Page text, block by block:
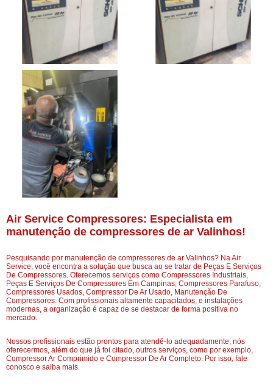
Air Service Compressores: Especialista em
manutenção de compressores de ar Valinhos!
Pesquisando por manutenção de compressores de ar Valinhos? Na Air
Service, você encontra a solução que busca ao se tratar de Peças E Serviços
De Compressores. Oferecemos serviços como Compressores Industriais,
Peças E Serviços De Compressores Em Campinas, Compressores Parafuso,
Compressores Usados, Compressor De Ar Usado, Manutenção De
Compressores. Com profissionais altamente capacitados, e instalações
modernas, a organização é capaz de se destacar de forma positiva no
mercado.
Nossos profissionais estão prontos para atendê-lo adequadamente, nós
oferecermos, além do que já foi citado, outros serviços, como por exemplo,
Compressor Ar Comprimido e Compressor De Ar Completo. Por isso, fale
conosco e saiba mais.